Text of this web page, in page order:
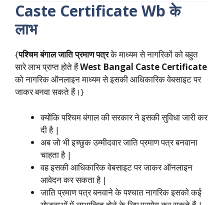
Caste Certificate Wbके
लाभ
{पश्चिम बंगाल जाति प्रमाण पत्रके माध्यम से नागरिकों को बहुत
सारे लाभ प्राप्त होते हैंWest Bangal Caste Certificate
को नागरिक ऑनलाइन माध्यम से इसकी आधिकारिक वेबसाइट पर
जाकर बनवा सकते हैं।}
क्योंकि पश्चिम बंगाल की सरकार ने इसकी सुविधा जारी कर
दी है |
अब जो भी इच्छुक उम्मीदवार जाति प्रमाण पत्र बनवाना
चाहता है |
वह इसकी आधिकारिक वेबसाइट पर जाकर ऑनलाइन
आवेदन कर सकता है |
जाति प्रमाण पत्र बनवाने के पश्चात नागरिक इसको कई